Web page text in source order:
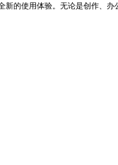
的使用体验。无论是创作、